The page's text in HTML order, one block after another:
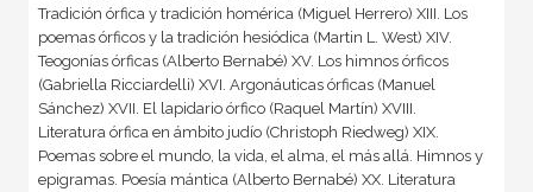
Tradición órfica y tradición homérica (Miguel Herrero) XIII. Los
poemas órficos y la tradición hesiódica (Martin L. West) XIV.
Teogonías órficas (Alberto Bernabé) XV. Los himnos órficos
(Gabriella Ricciardelli) XVI. Argonáuticas órficas (Manuel
Sánchez) XVII. El lapidario órfico (Raquel Martín) XVIII.
Literatura órfica en ámbito judío (Christoph Riedweg) XIX.
Poemas sobre el mundo, la vida, el alma, el más allá. Himnos y
epigramas. Poesía mántica (Alberto Bernabé) XX. Literatura